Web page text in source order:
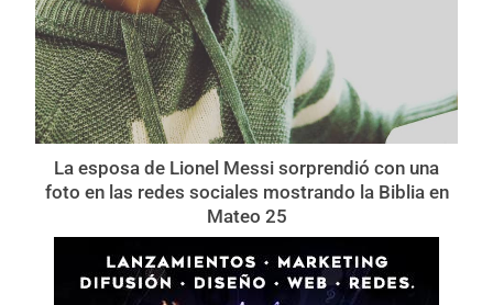
La esposa de Lionel Messi sorprendió con una
foto en las redes sociales mostrando la Biblia en
Mateo 25